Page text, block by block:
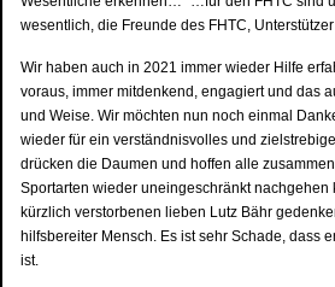
wesentlich, die Freunde des FHTC,
Wir haben auch in 2021 immer wieder Hilfe
voraus, immer mitdenkend, engagiert und das
und Weise. Wir möchten nun noch einmal
wieder für ein verständnisvolles und
drücken die Daumen und hoffen alle
Sportarten wieder uneingeschränkt nachgehen
kürzlich verstorbenen lieben Lutz Bähr
hilfsbereiter Mensch. Es ist sehr Schade, dass
ist.